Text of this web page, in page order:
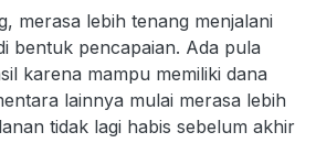
merasa lebih tenang menjalani
bentuk pencapaian. Ada pula
karena mampu memiliki dana
lainnya mulai merasa lebih
tidak lagi habis sebelum akhir